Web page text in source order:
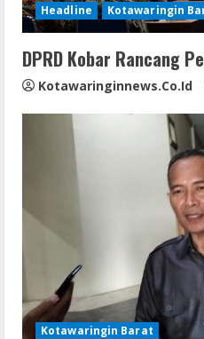
Headline Kotawaringin
DPRD Kobar Rancang
Kotawaringinnews.co.id
Kotawaringin Barat